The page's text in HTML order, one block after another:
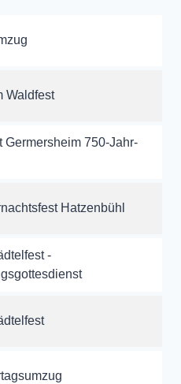
Waldfest
Germersheim 750-Jahr-
Hatzenbühl
-